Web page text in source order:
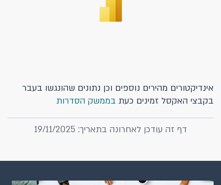
אינדיקטורים מהירים נוספים וכן נתונים שהונגשו בעבר
בקבצי האקסל זמינים כעת בממשק הסדרות
דף זה עודכן לאחרונה בתאריך: 19/11/2025